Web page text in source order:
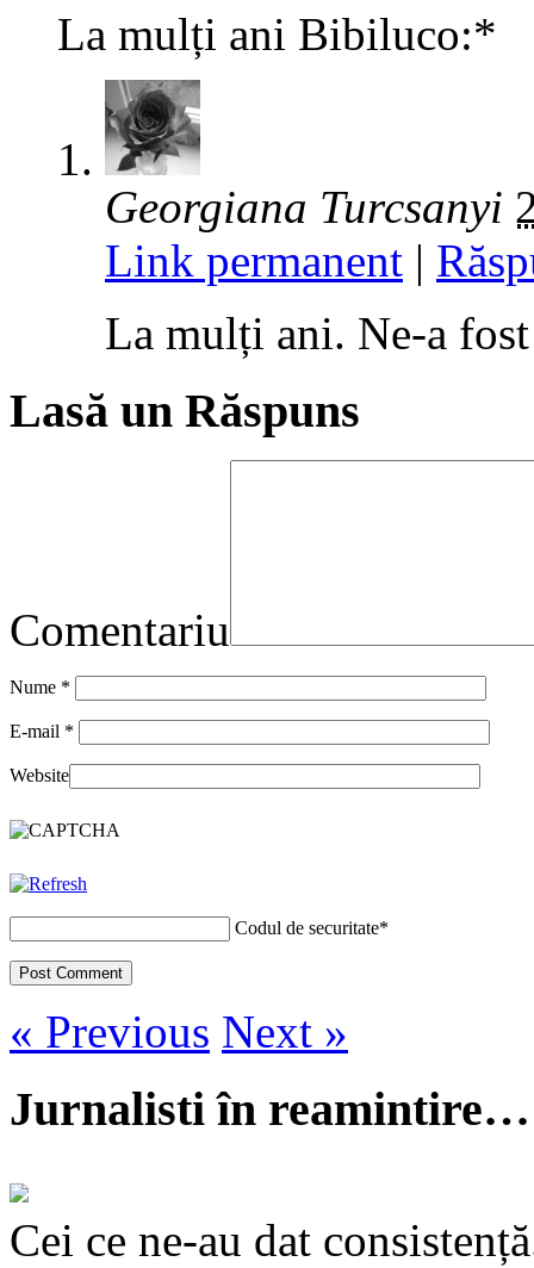
La mulți ani Bibiluco:*
Georgiana Turcsanyi
Link permanent |
La mulți ani. Ne-a
Lasă un Răspuns
Comentariu
Nume *
E-mail *
Website
Codul de securitate*
« Previous Next »
Jurnalisti în reamintire…
Cei ce ne-au dat